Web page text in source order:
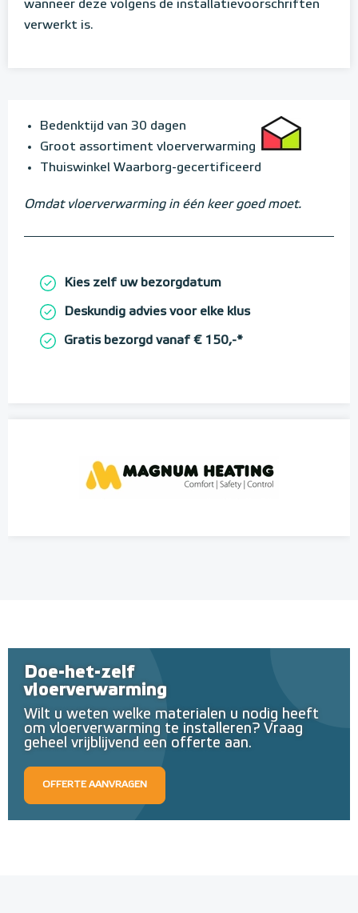
wanneer deze volgens de installatievoorschriften
verwerkt is.
Bedenktijd van 30 dagen
Groot assortiment vloerverwarming
Thuiswinkel Waarborg-gecertificeerd
Omdat vloerverwarming in één keer goed moet.
Kies zelf uw bezorgdatum
Deskundig advies voor elke klus
Gratis bezorgd vanaf € 150,-*
Doe-het-zelf
vloerverwarming
Wilt u weten welke materialen u nodig heeft
om vloerverwarming te installeren? Vraag
geheel vrijblijvend een offerte aan.
OFFERTE AANVRAGEN